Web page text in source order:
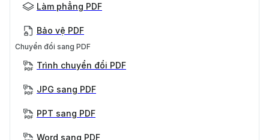
Làm phẳng PDF
Bảo vệ PDF
Chuyển đổi sang PDF
Trình chuyển đổi PDF
JPG sang PDF
PPT sang PDF
Word sang PDF